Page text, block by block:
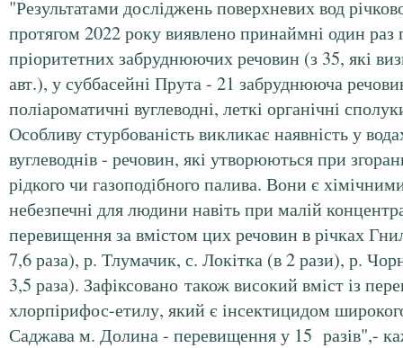
"Результатами досліджень поверхневих вод
протягом 2022 року виявлено принаймні один раз
пріоритетних забруднюючих речовин (з 35, які
авт.), у суббасейні Прута - 21 забруднююча
поліароматичні вуглеводні, леткі органічні
Особливу стурбованість викликає наявність у
вуглеводнів - речовин, які утворюються при
рідкого чи газоподібного палива. Вони є
небезпечні для людини навіть при малій
перевищення за вмістом цих речовин в річках
7,6 раза), р. Тлумачик, с. Локітка (в 2 рази), р.
3,5 раза). Зафіксовано також високий вміст із
хлорпірифос-етилу, який є інсектицидом
Саджава м. Долина - перевищення у 15 разів",-